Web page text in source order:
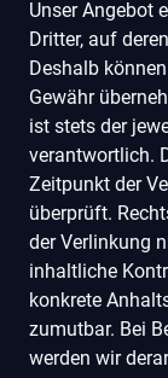
Unser Angebot
Dritter, auf
Deshalb
Gewähr
ist stets der
verantwortlich.
Zeitpunkt der
überprüft.
der Verlinkung
inhaltliche
konkrete
zumutbar. Bei
werden wir